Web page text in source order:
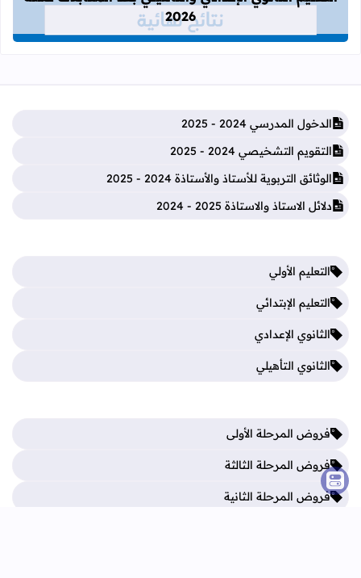
2026
الدخول المدرسي 2024 - 2025
التقويم التشخيصي 2024 - 2025
الوثائق التربوية للأستاذ والأستاذة 2024 - 2025
دلائل الاستاذ والاستاذة 2025 - 2024
التعليم الأولي
التعليم الإبتدائي
الثانوي الإعدادي
الثانوي التأهيلي
فروض المرحلة الأولى
فروض المرحلة الثالثة
فروض المرحلة الثانية